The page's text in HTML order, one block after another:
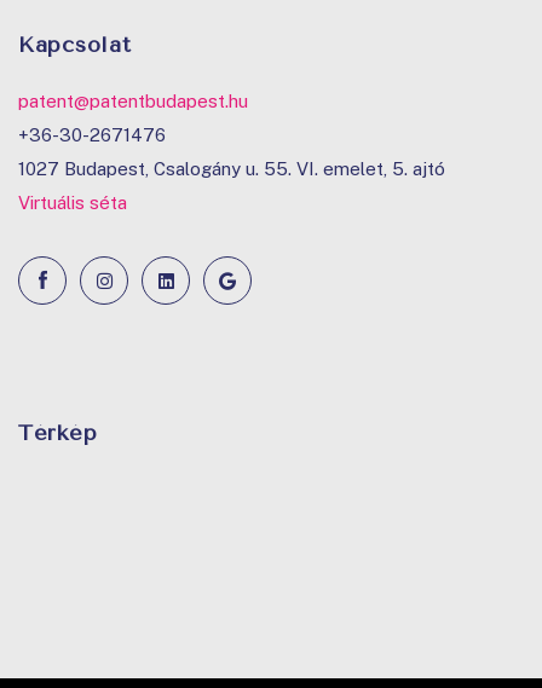
Kapcsolat
patent@patentbudapest.hu
+36-30-2671476
1027 Budapest, Csalogány u. 55. VI. emelet, 5. ajtó
Virtuális séta
Térkép